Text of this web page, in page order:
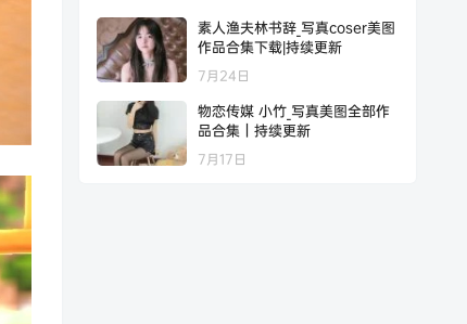
素人渔夫林书辞_写真coser美图
作品合集下载|持续更新
7月24日
物恋传媒 小竹_写真美图全部作
品合集｜持续更新
7月17日